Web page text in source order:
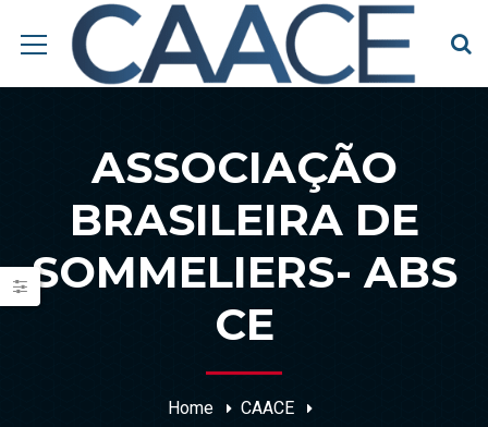
ASSOCIAÇÃO
BRASILEIRA DE
SOMMELIERS- ABS
CE
Home
CAACE